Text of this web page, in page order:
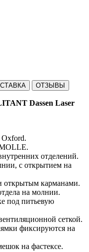
ОТЗЫВЫ
Dassen Laser
Oxford.
отделений.
с открытием на
открытым карманами.
на молнии.
под питьевую
сеткой.
фиксируются на
на фастексе.